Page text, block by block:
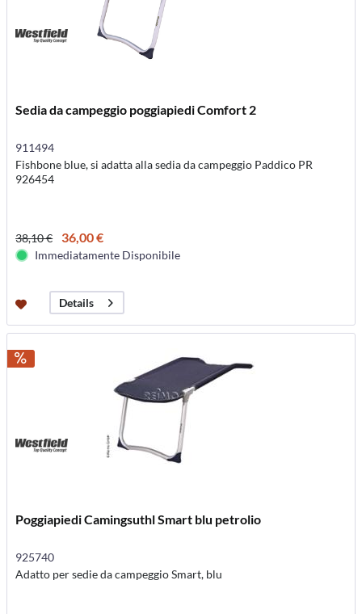
Sedia da campeggio poggiapiedi Comfort 2
911494
Fishbone blue, si adatta alla sedia da campeggio Paddico PR
926454
38,10 € 36,00 €
Immediatamente Disponibile
Details
Poggiapiedi Camingsuthl Smart blu petrolio
925740
Adatto per sedie da campeggio Smart, blu